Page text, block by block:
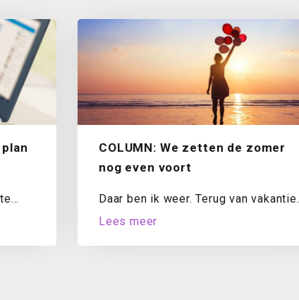
COLUMN: We zetten de zomer
nog even voort
Daar ben ik weer. Terug van vakantie.
Mijn koffer is uitgepakt, de was
draait...
Lees meer